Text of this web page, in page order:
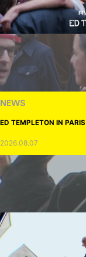
NEWS
ED TEMPLETON IN PARIS
2026.08.07